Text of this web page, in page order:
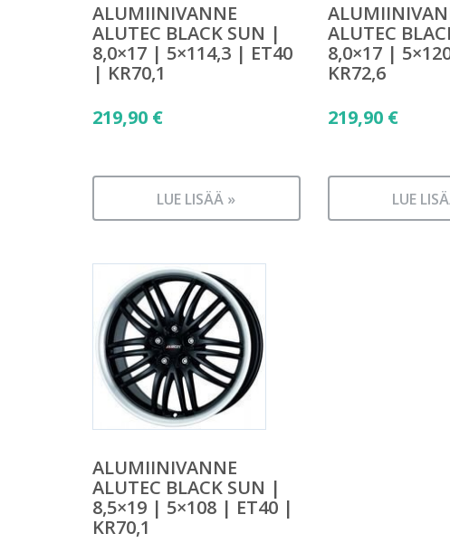
ALUMIINIVANNE
ALUTEC BLACK SUN |
8,0×17 | 5×114,3 | ET40
| KR70,1
219,90 €
LUE LISÄÄ »
ALUTEC
8,0×17 |
KR72,6
219,90 €
LUE
ALUMIINIVANNE
ALUTEC BLACK SUN |
8,5×19 | 5×108 | ET40 |
KR70,1